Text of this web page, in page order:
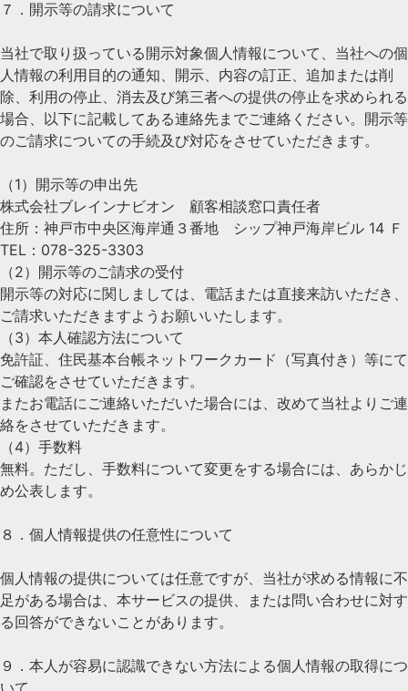
７．開示等の請求について
当社で取り扱っている開示対象個人情報について、当社への個
人情報の利用目的の通知、開示、内容の訂正、追加または削
除、利用の停止、消去及び第三者への提供の停止を求められる
場合、以下に記載してある連絡先までご連絡ください。開示等
のご請求についての手続及び対応をさせていただきます。
（1）開示等の申出先
株式会社ブレインナビオン 顧客相談窓口責任者
住所：神戸市中央区海岸通３番地 シップ神戸海岸ビル 14 Ｆ
TEL：078-325-3303
（2）開示等のご請求の受付
開示等の対応に関しましては、電話または直接来訪いただき、
ご請求いただきますようお願いいたします。
（3）本人確認方法について
免許証、住民基本台帳ネットワークカード（写真付き）等にて
ご確認をさせていただきます。
またお電話にご連絡いただいた場合には、改めて当社よりご連
絡をさせていただきます。
（4）手数料
無料。ただし、手数料について変更をする場合には、あらかじ
め公表します。
８．個人情報提供の任意性について
個人情報の提供については任意ですが、当社が求める情報に不
足がある場合は、本サービスの提供、または問い合わせに対す
る回答ができないことがあります。
９．本人が容易に認識できない方法による個人情報の取得につ